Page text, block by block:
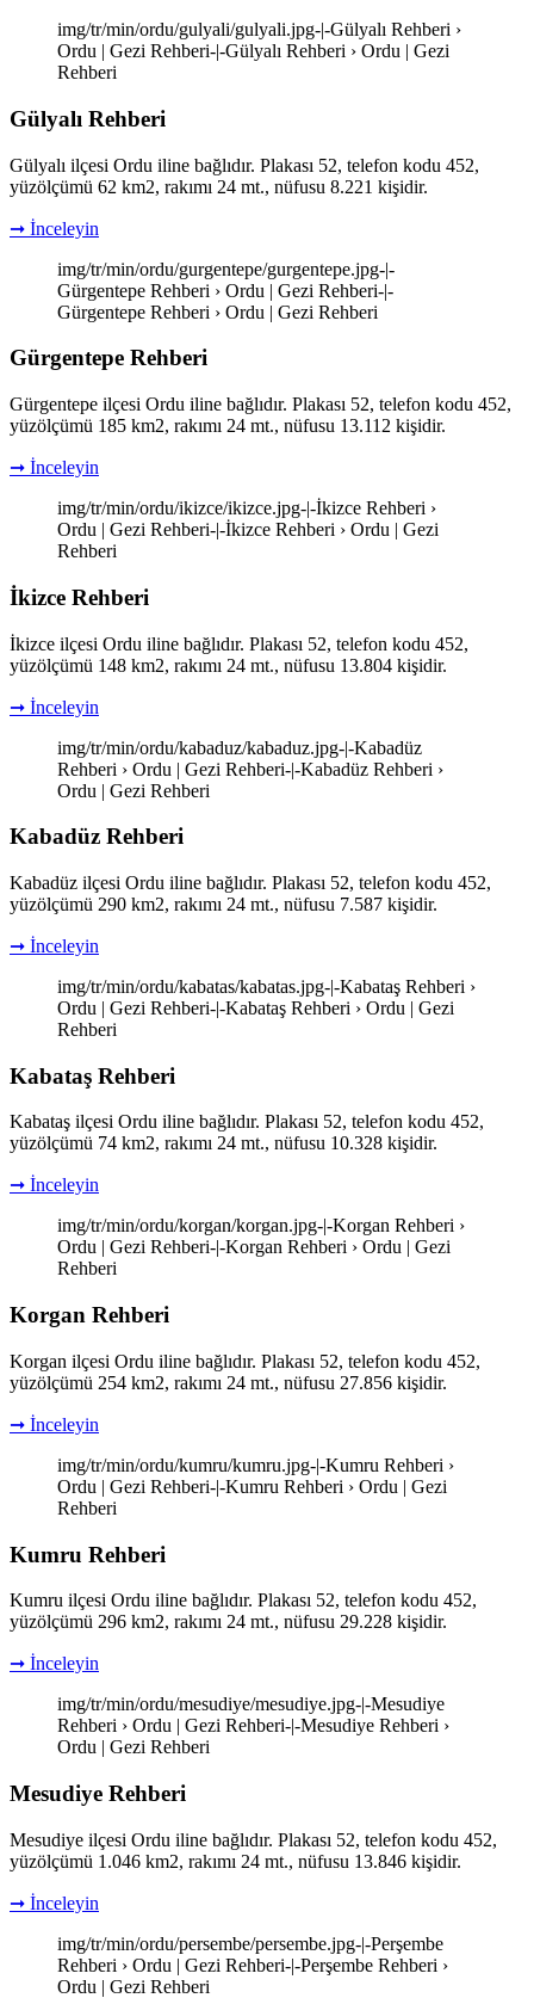
img/tr/min/ordu/gulyali/gulyali.jpg-|-Gülyalı Rehberi ›
Ordu | Gezi Rehberi-|-Gülyalı Rehberi › Ordu | Gezi
Rehberi
Gülyalı Rehberi
Gülyalı ilçesi Ordu iline bağlıdır. Plakası 52, telefon kodu 452,
yüzölçümü 62 km2, rakımı 24 mt., nüfusu 8.221 kişidir.
➞ İnceleyin
img/tr/min/ordu/gurgentepe/gurgentepe.jpg-|-
Gürgentepe Rehberi › Ordu | Gezi Rehberi-|-
Gürgentepe Rehberi › Ordu | Gezi Rehberi
Gürgentepe Rehberi
Gürgentepe ilçesi Ordu iline bağlıdır. Plakası 52, telefon kodu 452,
yüzölçümü 185 km2, rakımı 24 mt., nüfusu 13.112 kişidir.
➞ İnceleyin
img/tr/min/ordu/ikizce/ikizce.jpg-|-İkizce Rehberi ›
Ordu | Gezi Rehberi-|-İkizce Rehberi › Ordu | Gezi
Rehberi
İkizce Rehberi
İkizce ilçesi Ordu iline bağlıdır. Plakası 52, telefon kodu 452,
yüzölçümü 148 km2, rakımı 24 mt., nüfusu 13.804 kişidir.
➞ İnceleyin
img/tr/min/ordu/kabaduz/kabaduz.jpg-|-Kabadüz
Rehberi › Ordu | Gezi Rehberi-|-Kabadüz Rehberi ›
Ordu | Gezi Rehberi
Kabadüz Rehberi
Kabadüz ilçesi Ordu iline bağlıdır. Plakası 52, telefon kodu 452,
yüzölçümü 290 km2, rakımı 24 mt., nüfusu 7.587 kişidir.
➞ İnceleyin
img/tr/min/ordu/kabatas/kabatas.jpg-|-Kabataş Rehberi ›
Ordu | Gezi Rehberi-|-Kabataş Rehberi › Ordu | Gezi
Rehberi
Kabataş Rehberi
Kabataş ilçesi Ordu iline bağlıdır. Plakası 52, telefon kodu 452,
yüzölçümü 74 km2, rakımı 24 mt., nüfusu 10.328 kişidir.
➞ İnceleyin
img/tr/min/ordu/korgan/korgan.jpg-|-Korgan Rehberi ›
Ordu | Gezi Rehberi-|-Korgan Rehberi › Ordu | Gezi
Rehberi
Korgan Rehberi
Korgan ilçesi Ordu iline bağlıdır. Plakası 52, telefon kodu 452,
yüzölçümü 254 km2, rakımı 24 mt., nüfusu 27.856 kişidir.
➞ İnceleyin
img/tr/min/ordu/kumru/kumru.jpg-|-Kumru Rehberi ›
Ordu | Gezi Rehberi-|-Kumru Rehberi › Ordu | Gezi
Rehberi
Kumru Rehberi
Kumru ilçesi Ordu iline bağlıdır. Plakası 52, telefon kodu 452,
yüzölçümü 296 km2, rakımı 24 mt., nüfusu 29.228 kişidir.
➞ İnceleyin
img/tr/min/ordu/mesudiye/mesudiye.jpg-|-Mesudiye
Rehberi › Ordu | Gezi Rehberi-|-Mesudiye Rehberi ›
Ordu | Gezi Rehberi
Mesudiye Rehberi
Mesudiye ilçesi Ordu iline bağlıdır. Plakası 52, telefon kodu 452,
yüzölçümü 1.046 km2, rakımı 24 mt., nüfusu 13.846 kişidir.
➞ İnceleyin
img/tr/min/ordu/persembe/persembe.jpg-|-Perşembe
Rehberi › Ordu | Gezi Rehberi-|-Perşembe Rehberi ›
Ordu | Gezi Rehberi